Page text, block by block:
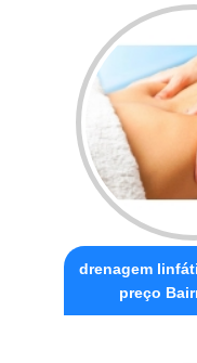
drenagem
preço